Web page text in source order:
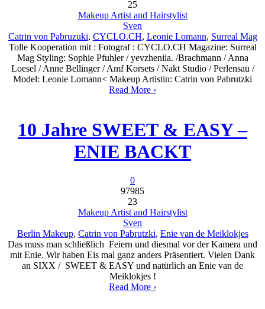
25
Makeup Artist and Hairstylist
Sven
Catrin von Pabruzuki, CYCLO.CH, Leonie Lomann, Surreal Mag
Tolle Kooperation mit : Fotograf : CYCLO.CH Magazine: Surreal
Mag Styling: Sophie Pfuhler / yevzheniia. /Brachmann / Anna
Loesel / Anne Bellinger / Amf Korsets / Nakt Studio / Perlensau /
Model: Leonie Lomann< Makeup Artistin: Catrin von Pabrutzki
Read More ›
10 Jahre SWEET & EASY –
ENIE BACKT
0
97985
23
Makeup Artist and Hairstylist
Sven
Berlin Makeup, Catrin von Pabrutzki, Enie van de Meiklokjes
Das muss man schließlich Feiern und diesmal vor der Kamera und
mit Enie. Wir haben Eis mal ganz anders Präsentiert. Vielen Dank
an SIXX / SWEET & EASY und natürlich an Enie van de
Meiklokjes !
Read More ›